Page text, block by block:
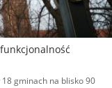
gminach na blisko 90